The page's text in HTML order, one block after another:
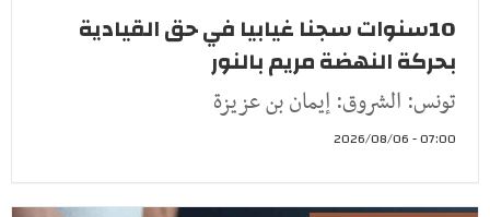
10سنوات سجنا غيابيا في حق القيادية
بحركة النهضة مريم بالنور
تونس: الشروق: إيمان بن عزيزة
07:00 - 2026/08/06